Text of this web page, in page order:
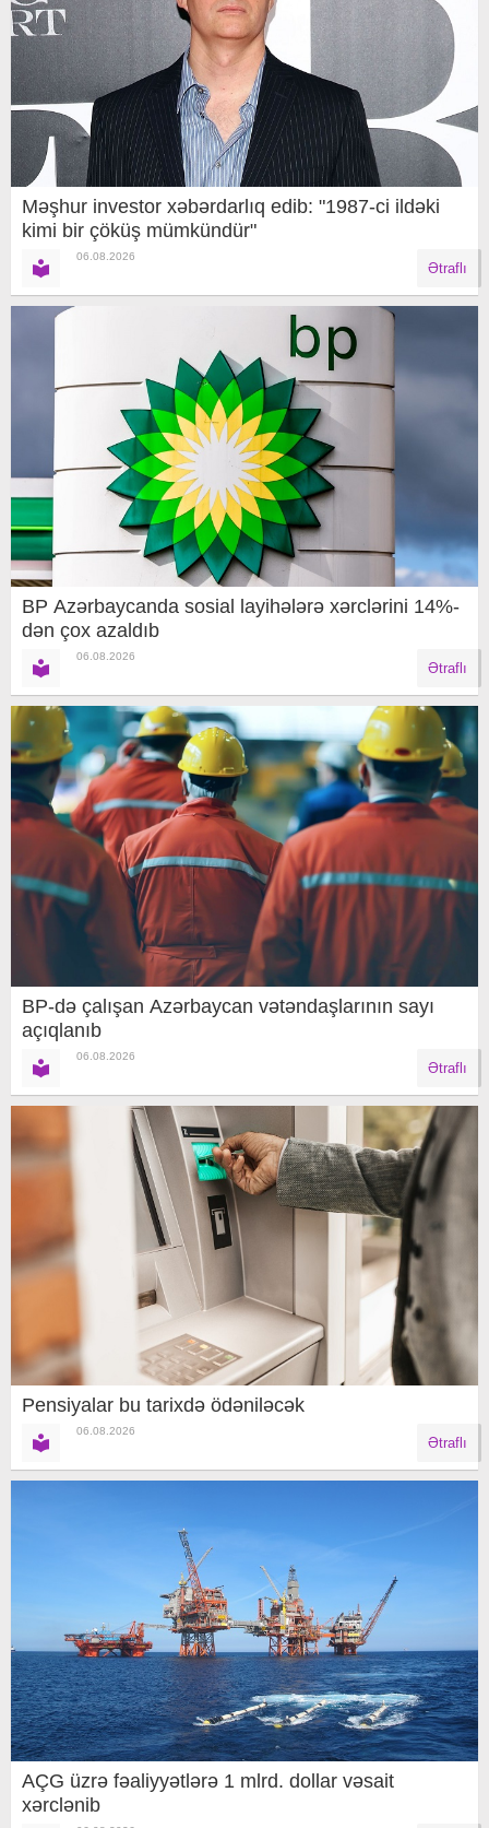
Məşhur investor xəbərdarlıq edib: "1987-ci ildəki
kimi bir çöküş mümkündür"
06.08.2026
Ətraflı
BP Azərbaycanda sosial layihələrə xərclərini 14%-
dən çox azaldıb
06.08.2026
Ətraflı
BP-də çalışan Azərbaycan vətəndaşlarının sayı
açıqlanıb
06.08.2026
Ətraflı
Pensiyalar bu tarixdə ödəniləcək
06.08.2026
Ətraflı
AÇG üzrə fəaliyyətlərə 1 mlrd. dollar vəsait
xərclənib